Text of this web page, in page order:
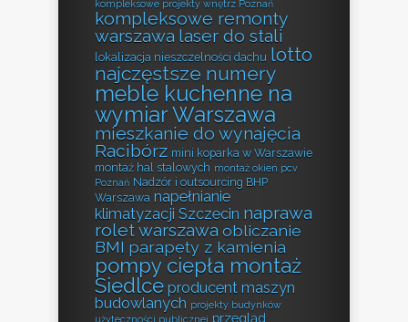
kompleksowe projekty wnętrz Poznań
kompleksowe remonty
warszawa laser do stali
lokalizacja nieszczelności dachu lotto
najczęstsze numery
meble kuchenne na
wymiar Warszawa
mieszkanie do wynajęcia
Racibórz mini koparka w Warszawie
montaż hal stalowych montaż okien pcv
Poznań Nadzór i outsourcing BHP
Warszawa napełnianie
klimatyzacji Szczecin naprawa
rolet warszawa obliczanie
BMI parapety z kamienia
pompy ciepła montaż
Siedlce producent maszyn
budowlanych projekty budynków
użyteczności publicznej przegląd